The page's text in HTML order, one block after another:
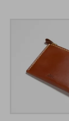
2021/11/21
DURAMのカー
ード サプルと
ガン使ってエイ
も購入したので
１つ気になっ